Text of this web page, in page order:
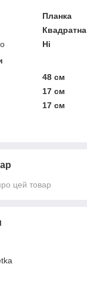
Планка
Квадратна
Ні
48 см
17 см
17 см
цей товар